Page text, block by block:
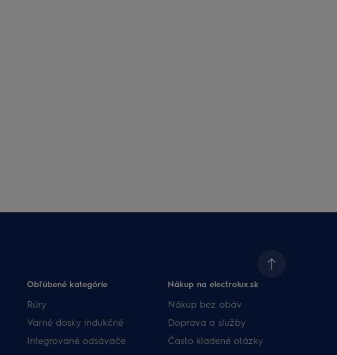
Obľúbené kategórie
Rúry
Varné dosky indukčné
Integrované odsávače
Nákup na electrolux.sk
Nákup bez obáv​
Doprava a služby​
​Často kladené otázky​